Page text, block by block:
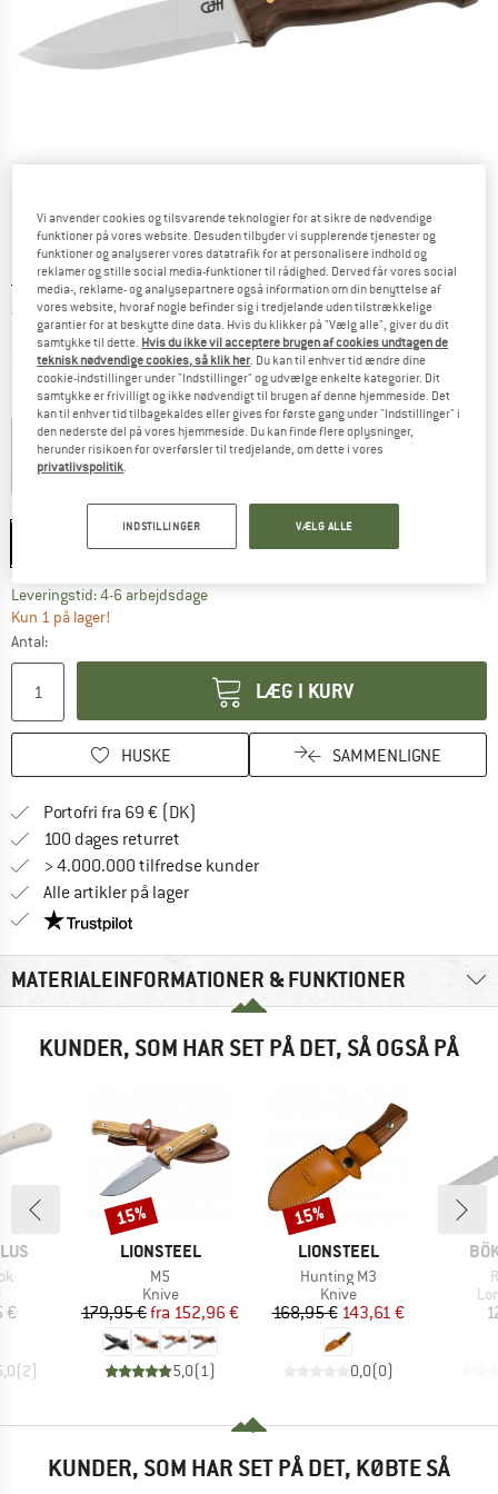
Original pris :
64,95€
Pris:
42,22€ inkl. moms.
KR315,61
plus ForsendelsesomkostningerOplysninger om
Farve:Walnut
Klinge 11 cm
Klinge 11 cm
Leveringstid: 4-6 arbejdsdageLinket åbnes i en infoboks og indeholder
Kun 1 på lager!
Antal:
LÆG I KURV
HUSKE SAMMENLIGNE
Portofri fra 69 € (DK)
100 dages returret
> 4.000.000 tilfredse kunder
Alle artikler på lager
Vi er Trustpilot-certificeret - oplysningerne får du
MATERIALEINFORMATIONER & FUNKTIONER
KUNDER, SOM HAR SET PÅ DET, SÅ OGSÅ PÅ
€
(2)
MÆRKE
LIONSTEEL
Artikel
M5
Produktgruppe
Knive
Pris
179,95 € Nedsat pris
fra 152,96 €
5,0( 1)
Rabat
15%
MÆRKE
LIONSTEEL
Artikel
Hunting M3
Produktgruppe
Knive
Pris
168,95 €Nedsat pris
143,61 €
0,0(0)
Rabat
15%
KUNDER, SOM HAR SET PÅ DET, KØBTE SÅ
Vi anvender cookies og tilsvarende teknologier for at sikre de nødvendige
funktioner på vores website. Desuden tilbyder vi supplerende tjenester og
funktioner og analyserer vores datatrafik for at personalisere indhold og
reklamer og stille social media-funktioner til rådighed. Derved får vores social
media-, reklame- og analysepartnere også information om din benyttelse af
vores website, hvoraf nogle befinder sig i tredjelande uden tilstrækkelige
garantier for at beskytte dine data. Hvis du klikker på "Vælg alle", giver du dit
samtykke til dette. Hvis du ikke vil acceptere brugen af cookies undtagen de
teknisk nødvendige cookies, så klik her. Du kan til enhver tid ændre dine
cookie-indstillinger under "Indstillinger" og udvælge enkelte kategorier. Dit
samtykke er frivilligt og ikke nødvendigt til brugen af denne hjemmeside. Det
kan til enhver tid tilbagekaldes eller gives for første gang under "Indstillinger" i
den nederste del på vores hjemmeside. Du kan finde flere oplysninger,
herunder risikoen for overførsler til tredjelande, om dette i vores
privatlivspolitik.
INDSTILLINGER VÆLG ALLE